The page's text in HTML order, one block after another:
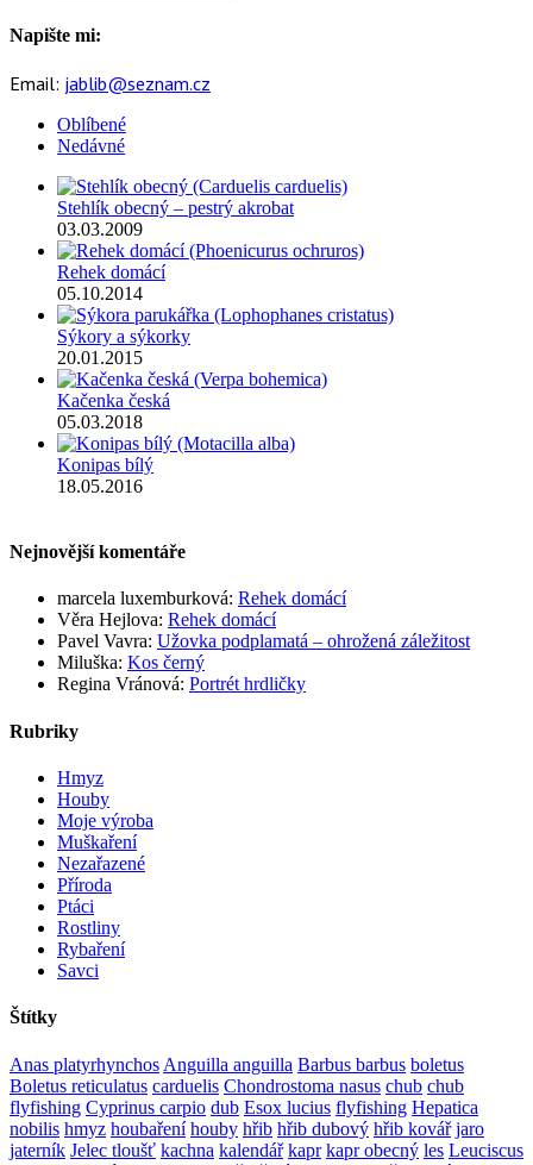
Napište mi:
Email: jablib@seznam.cz
Oblíbené
Nedávné
Stehlík obecný – pestrý akrobat
03.03.2009
Rehek domácí
05.10.2014
Sýkory a sýkorky
20.01.2015
Kačenka česká
05.03.2018
Konipas bílý
18.05.2016
Nejnovější komentáře
marcela luxemburková: Rehek domácí
Věra Hejlova: Rehek domácí
Pavel Vavra: Užovka podplamatá – ohrožená záležitost
Miluška: Kos černý
Regina Vránová: Portrét hrdličky
Rubriky
Hmyz
Houby
Moje výroba
Muškaření
Nezařazené
Příroda
Ptáci
Rostliny
Rybaření
Savci
Štítky
Anas platyrhynchos Anguilla anguilla Barbus barbus boletus
Boletus reticulatus carduelis Chondrostoma nasus chub chub
flyfishing Cyprinus carpio dub Esox lucius flyfishing Hepatica
nobilis hmyz houbaření houby hřib hřib dubový hřib kovář jaro
jaterník Jelec tloušť kachna kalendář kapr kapr obecný les Leuciscus